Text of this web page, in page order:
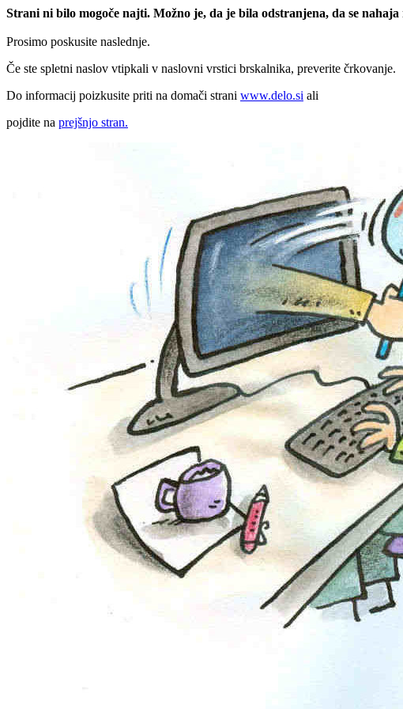
Strani ni bilo mogoče najti. Možno je, da je bila odstranjena, da se
Prosimo poskusite naslednje.
Če ste spletni naslov vtipkali v naslovni vrstici brskalnika, preverite črkovanje.
Do informacij poizkusite priti na domači strani www.delo.si ali
pojdite na prejšnjo stran.